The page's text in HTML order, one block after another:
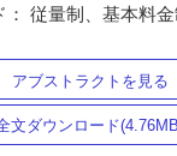
従量制、基本料
アブストラクトを見る
文ダウンロード